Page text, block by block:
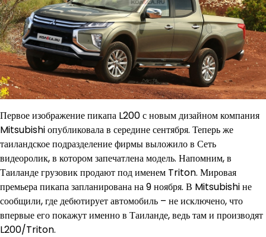
Первое изображение пикапа L200 с новым дизайном компания
Mitsubishi опубликовала в середине сентября. Теперь же
таиландское подразделение фирмы выложило в Сеть
видеоролик, в котором запечатлена модель. Напомним, в
Таиланде грузовик продают под именем Triton. Мировая
премьера пикапа запланирована на 9 ноября. В Mitsubishi не
сообщили, где дебютирует автомобиль – не исключено, что
впервые его покажут именно в Таиланде, ведь там и производят
L200/Triton.